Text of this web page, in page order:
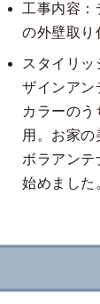
工事内容：
の外壁取り
スタイリ
ザインアン
カラーの
用。お家の
ボラアンテ
始めました